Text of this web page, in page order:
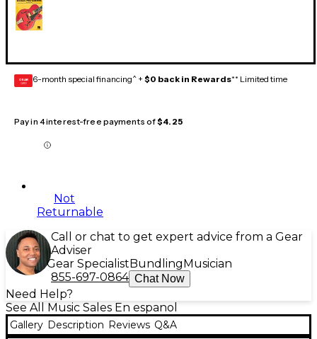
GEAR
CARD 6-month special financing^ + $0 back in Rewards** Limited time
Pay in 4 interest-free payments of$4.25
Not
Returnable
Call or chat to get expert advice from a Gear
Adviser
Gear Specialist Bundling Musician
855-697-0864 Chat Now
Need Help?
See All Music Sales En espanol
Gallery Description Reviews Q&A